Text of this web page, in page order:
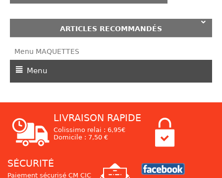
ARTICLES RECOMMANDÉS
Menu MAQUETTES
Menu
LIVRAISON RAPIDE
Colissimo relai : 6,95€
Domicile : 7,50 €
SÉCURITÉ
Paiement sécurisé CM CIC